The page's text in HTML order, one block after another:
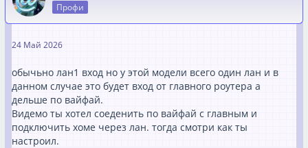
Профи
24 Май 2026
обычьно лан1 вход но у этой модели всего один лан и в
данном случае это будет вход от главного роутера а
дельше по вайфай.
Видемо ты хотел соеденить по вайфай с главным и
подключить хоме через лан. тогда смотри как ты
настроил.